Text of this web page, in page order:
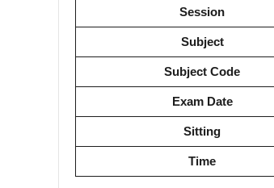
Session
Subject
Subject Code
Exam Date
Sitting
Time